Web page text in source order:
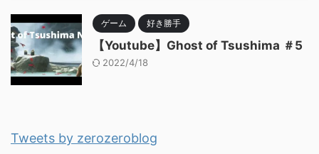
ゲーム 好き勝手
【Youtube】Ghost of Tsushima ＃5
2022/4/18
Tweets by zerozeroblog